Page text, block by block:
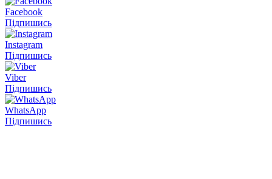
Facebook
Підпишись
Instagram
Підпишись
Viber
Підпишись
WhatsApp
Підпишись